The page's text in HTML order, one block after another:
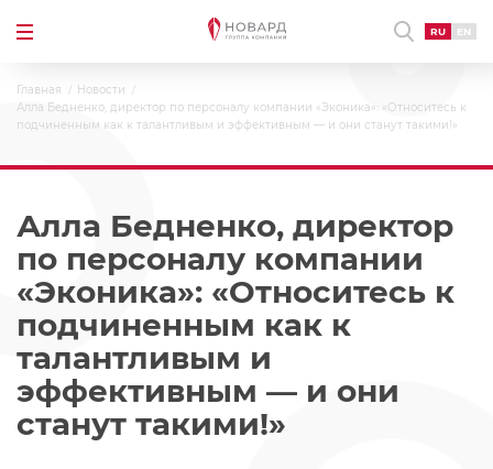
RU EN
Главная
Новости
Алла Бедненко, директор по персоналу компании «Эконика»: «Относитесь к
подчиненным как к талантливым и эффективным — и они станут такими!»
Алла Бедненко, директор
по персоналу компании
«Эконика»: «Относитесь к
подчиненным как к
талантливым и
эффективным — и они
станут такими!»